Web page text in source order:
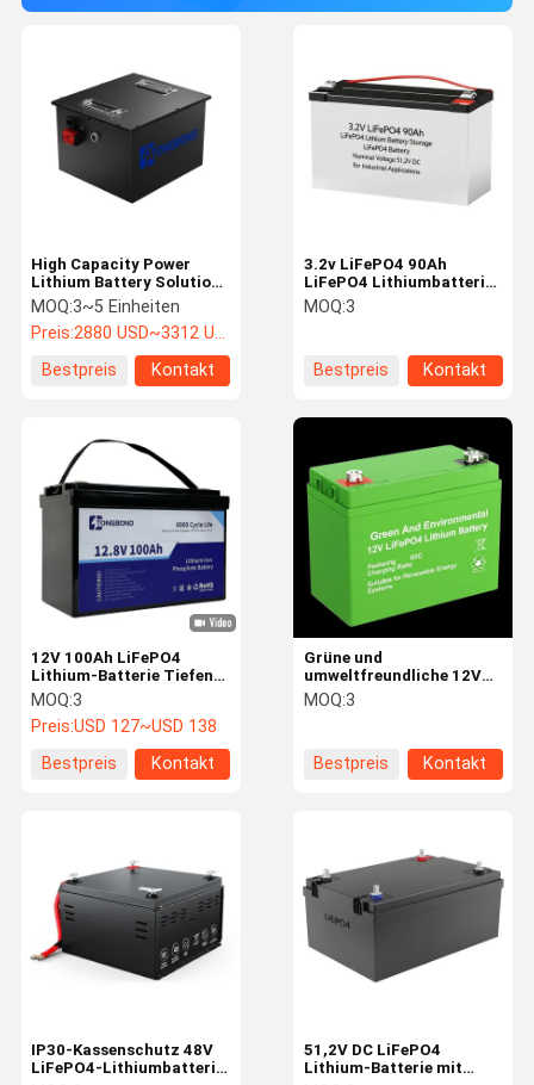
3.2v LiFePO4 90Ah
LiFePO4 Lithiumbatterie
Energiespeicher LiFePO4
Batterie Nennspannung
industrielle Anwendungen
MOQ:3
Bestpreis Kontakt
High Capacity Power
Lithium Battery Solution
For Golf Carts And Patrol
Cars
MOQ:3~5 Einheiten
Preis:2880 USD~3312 USD
Bestpreis
Kontakt
Grüne und
umweltfreundliche 12V
LiFePO4 Lithiumbatterie
mit Ladegrad von 05C
Energiesysteme
MOQ:3
Bestpreis Kontakt
12V 100Ah LiFePO4
Lithium-Batterie Tiefen
Zyklus Freisetzung
maximale Energiedichte
MOQ:3
Preis:USD 127~USD 138
Bestpreis
Kontakt
51,2V DC LiFePO4
Lithium-Batterie mit
IP30-Kassenschutz 48V
LiFePO4-Lithiumbatterie